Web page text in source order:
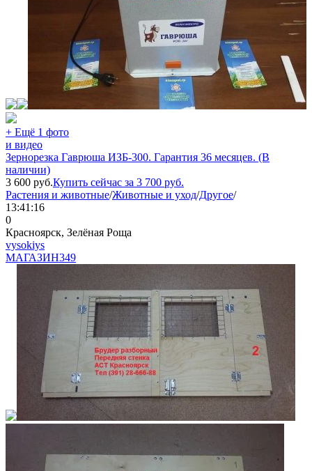
+ Ещё 1 фото
и видео
Зернорезка Гаврюша ИЗБ-300. Гарантия 36 месяцев. (В
наличии)
3 600 руб.Купить сейчас за 3 700 руб.
Растения и животные/Животные и уход/Другое/
13:41:16
0
Красноярск, Зелёная Роща
vysokiys
МАГАЗИН349